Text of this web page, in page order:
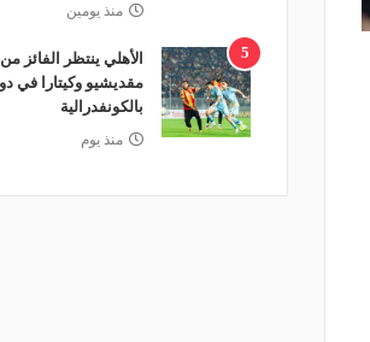
منذ يومين
5
الأهلي ينتظر الفائز من
بالكونفدرالية
منذ يوم